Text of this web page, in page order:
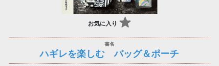
お気に入り
ハギレを楽しむ バッグ＆ポーチ